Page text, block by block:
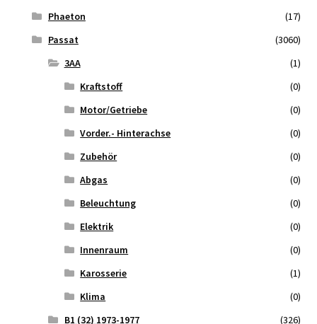
Phaeton
(17)
Passat
(3060)
3AA
(1)
Kraftstoff
(0)
Motor/Getriebe
(0)
Vorder.- Hinterachse
(0)
Zubehör
(0)
Abgas
(0)
Beleuchtung
(0)
Elektrik
(0)
Innenraum
(0)
Karosserie
(1)
Klima
(0)
B1 (32) 1973-1977
(326)